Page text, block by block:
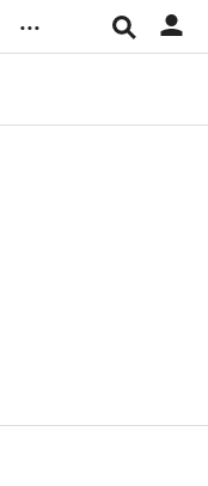
...